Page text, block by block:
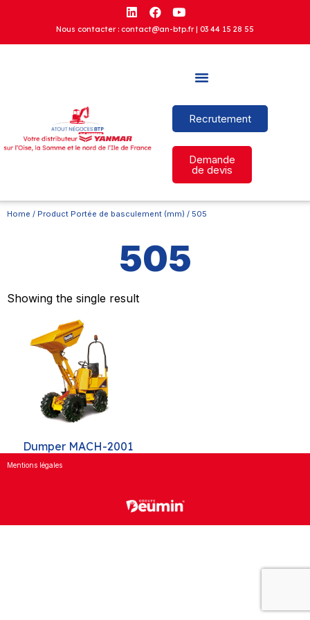
Nous contacter : contact@an-btp.fr | 03 44 15 28 55
Recrutement
Demande
de devis
Home / Product Portée de basculement (mm) / 505
505
Showing the single result
Dumper MACH-2001
Mentions légales